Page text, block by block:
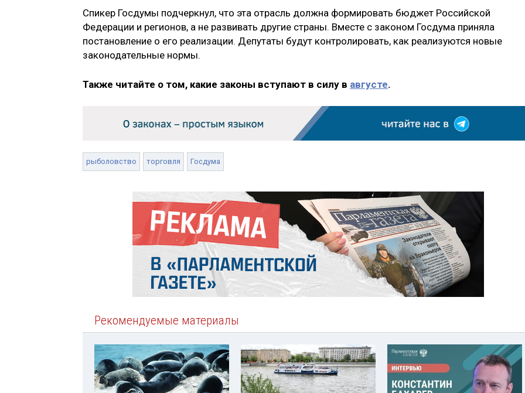
Спикер Госдумы подчеркнул, что эта отрасль должна формировать бюджет Российской
Федерации и регионов, а не развивать другие страны. Вместе с законом Госдума приняла
постановление о его реализации. Депутаты будут контролировать, как реализуются новые
законодательные нормы.
Также читайте о том, какие законы вступают в силу в августе.
рыболовство торговля Госдума
Рекомендуемые материалы